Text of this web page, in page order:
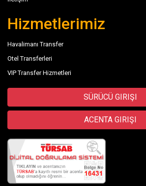
Hizmetlerimiz
Havalimanı Transfer
Otel Transferleri
VIP Transfer Hizmetleri
SÜRÜCÜ GIRIŞI
ACENTA GIRIŞI